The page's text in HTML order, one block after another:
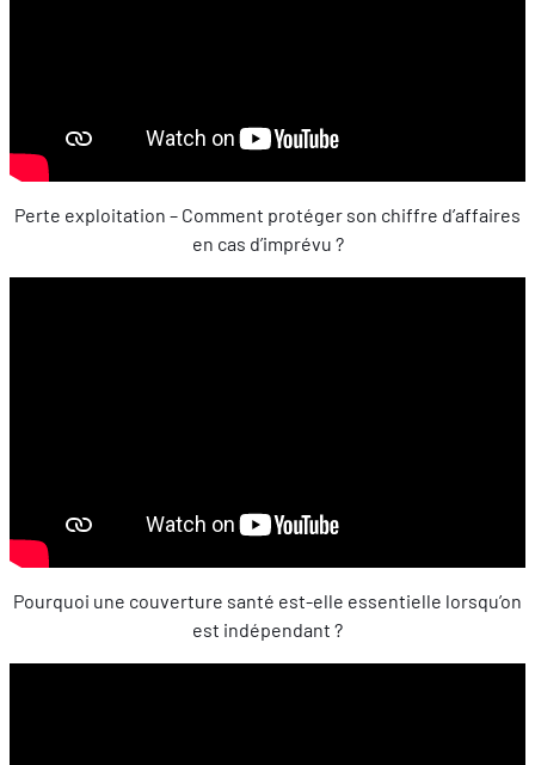
Perte exploitation – Comment protéger son chiffre d’affaires
en cas d’imprévu ?
Pourquoi une couverture santé est-elle essentielle lorsqu’on
est indépendant ?